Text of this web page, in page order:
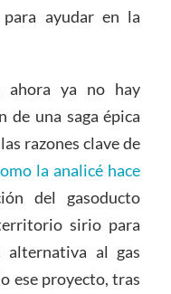
para ayudar en la
ahora ya no hay
de una saga épica
razones clave de
la analicé hace
del gasoducto
sirio para
alternativa al gas
ese proyecto, tras